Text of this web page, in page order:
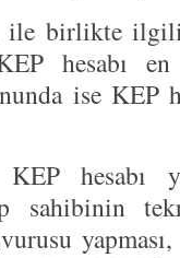
ile birlikte
hesabı
ise KEP
hesabı
sahibinin